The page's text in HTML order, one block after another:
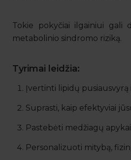
Tokie pokyčiai ilgainiui gali
metabolinio sindromo riziką.
Tyrimai leidžia:
Įvertinti lipidų pusiausvyrą
Suprasti, kaip efektyviai
Pastebėti medžiagų
Personalizuoti mitybą,